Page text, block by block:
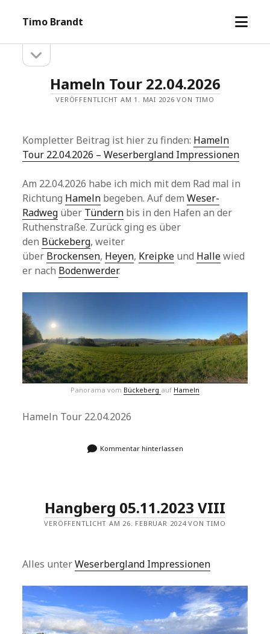
Timo Brandt
Menü
Seitenleiste
öffnen
Timo
Brandt
Hameln Tour 22.04.2026
VERÖFFENTLICHT AM 1. MAI 2026 VON TIMO
Kompletter Beitrag ist hier zu finden: Hameln
Tour 22.04.2026 – Weserbergland Impressionen
Am 22.04.2026 habe ich mich mit dem Rad mal in
Richtung Hameln begeben. Auf demWeser-
Radweg über Tündern bis in den Hafen an der
Ruthenstraße. Zurück ging es über
den Bückeberg, weiter
über Brockensen, Heyen, Kreipke und Hallewied
er nach Bodenwerder.
Panorama vom Bückeberg auf Hameln
Hameln Tour 22.04.2026
Kommentar hinterlassen
Hangberg 05.11.2023 VIII
VERÖFFENTLICHT AM 26. FEBRUAR 2024 VON TIMO
Alles unterWeserbergland Impressionen